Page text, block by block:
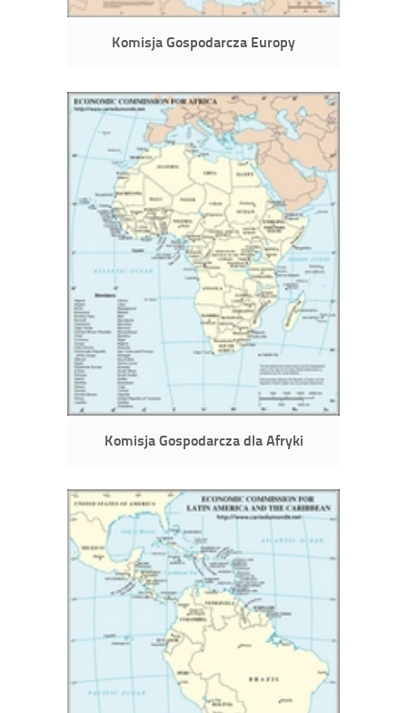
Komisja Gospodarcza Europy
Komisja Gospodarcza dla Afryki